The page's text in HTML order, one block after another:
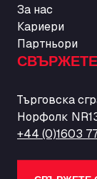
За нас
Кариери
Партньори
Търговска
Норфолк
+44 (0)1603